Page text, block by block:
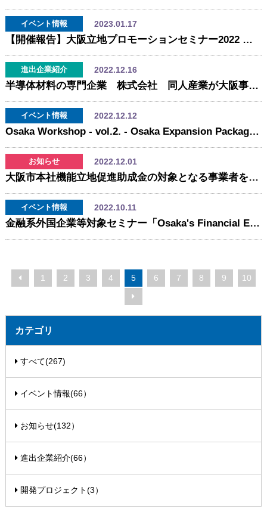
イベント情報 2023.01.17
【開催報告】大阪立地プロモーションセミナー2022 ～エンターテインメントの街 大阪と大阪発スタートアップのこれから～
進出企業紹介 2022.12.16
半導体材料の専門企業 株式会社 同人産業が大阪事務所を開設
イベント情報 2022.12.12
Osaka Workshop - vol.2. - Osaka Expansion Package - 開催のお知らせ
お知らせ 2022.12.01
大阪市本社機能立地促進助成金の対象となる事業者を追加募集します
イベント情報 2022.10.11
金融系外国企業等対象セミナー「Osaka's Financial Ecosystem Takes Off!～ 動き始めた大阪の金融エコシステム ～」を開催します
1 2 3 4 5 6 7 8 9 10
カテゴリ
すべて(267)
イベント情報(66）
お知らせ(132）
進出企業紹介(66）
開発プロジェクト(3）